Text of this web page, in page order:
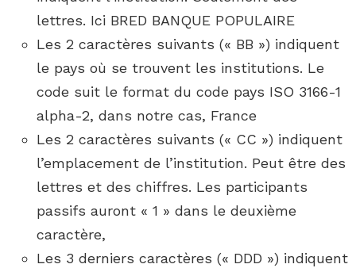
lettres. Ici BRED BANQUE POPULAIRE
Les 2 caractères suivants (« BB ») indiquent
le pays où se trouvent les institutions. Le
code suit le format du code pays ISO 3166-1
alpha-2, dans notre cas, France
Les 2 caractères suivants (« CC ») indiquent
l’emplacement de l’institution. Peut être des
lettres et des chiffres. Les participants
passifs auront « 1 » dans le deuxième
caractère,
Les 3 derniers caractères (« DDD ») indiquent